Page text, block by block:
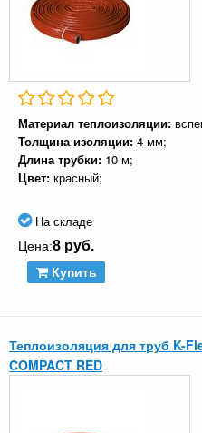
Материал теплоизоляции:
Толщина изоляции: 4 мм;
Длина трубки: 10 м;
Цвет: красный;
На складе
Цена:8 руб.
Купить
Теплоизоляция для труб K-
COMPACT RED